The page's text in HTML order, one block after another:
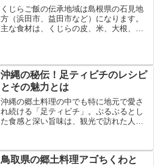
くじらご飯の伝承地域は島根県の石見地
方（浜田市、益田市など）になります。
主な食材は、くじらの皮、米、大根、ご
材です。身の霜降り部分や...
沖縄の秘伝！足ティビチのレシピ
とその魅力とは
沖縄の郷土料理の中でも特に地元で愛さ
れ続ける「足ティビチ」。ぷるぷるとし
た食感と深い旨味は、観光で訪れた人々
史、家庭ごとの味の伝承といった背景に
も根ざしており、旅先で出会...
鳥取県の郷土料理アゴちくわと